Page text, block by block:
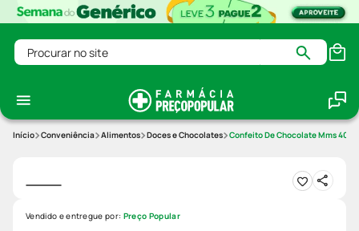
Procurar no site
Conveniência Alimentos Doces e Chocolates Confeito De Chocolate Mms 40g
Vendido e entregue por: Preço Popular